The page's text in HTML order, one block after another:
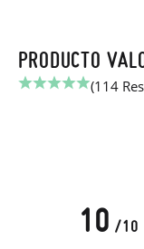
PRODUCTO
(114
10 /10